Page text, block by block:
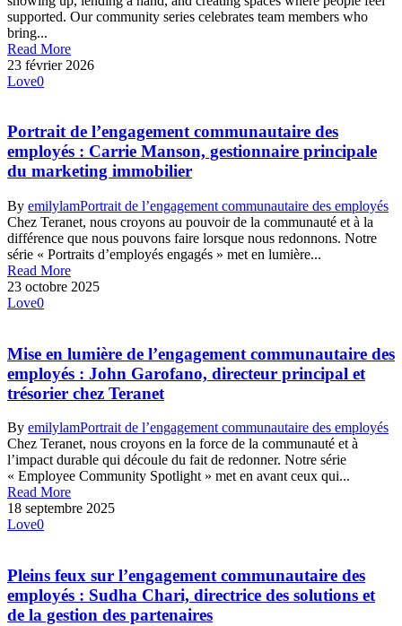
supported. Our community series celebrates team members who
bring...
Read More
23 février 2026
Love0
Portrait de l’engagement communautaire des
employés : Carrie Manson, gestionnaire principale
du marketing immobilier
By emilylamPortrait de l’engagement communautaire des employés
Chez Teranet, nous croyons au pouvoir de la communauté et à la
différence que nous pouvons faire lorsque nous redonnons. Notre
série « Portraits d’employés engagés » met en lumière...
Read More
23 octobre 2025
Love0
Mise en lumière de l’engagement communautaire des
employés : John Garofano, directeur principal et
trésorier chez Teranet
By emilylamPortrait de l’engagement communautaire des employés
Chez Teranet, nous croyons en la force de la communauté et à
l’impact durable qui découle du fait de redonner. Notre série
« Employee Community Spotlight » met en avant ceux qui...
Read More
18 septembre 2025
Love0
Pleins feux sur l’engagement communautaire des
employés : Sudha Chari, directrice des solutions et
de la gestion des partenaires